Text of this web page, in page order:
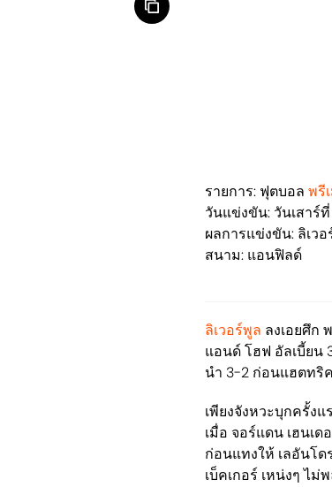
รายการ: ฟุตบอล พรี
วันแข่งขัน: วันเสาร์
ผลการแข่งขัน: ลิเว
สนาม: แอนฟิลด์
ลิเวอร์พูล ลงเอยศึก
แอนด์ โฮฟ อัลเบี้ย
นำ 3-2 ก่อนแฮตทริ
เพียงจังหวะบุกครั้ง
เมื่อ จอร์แดน เฮนเ
ก่อนแทงให้ เลอันโ
เบ็คเกอร์ เหน่งๆ ไม่